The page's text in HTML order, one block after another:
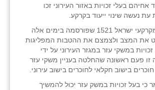
אחיהם בעלי זכויות באזור העירוני זכו
נעשה שינוי ייעוד בקרקע.
החלטת מועצת מקרקעי ישראל 1521 שפורסמה בימים אלה
את המצב ולצמצם את ההטבות המפליגות
במשקי עזר במגזר העירוני על ידי
פעם ראשונה שהחלטה בעניין משקי עזר
בישוב חקלאי לחוכרים בישוב עירוני.
כי בעל זכויות במשק עזר יכול להמשיך